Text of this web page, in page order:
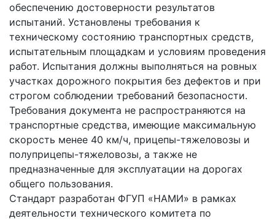
обеспечению достоверности результатов
испытаний. Установлены требования к
техническому состоянию транспортных средств,
испытательным площадкам и условиям проведения
работ. Испытания должны выполняться на ровных
участках дорожного покрытия без дефектов и при
строгом соблюдении требований безопасности.
Требования документа не распространяются на
транспортные средства, имеющие максимальную
скорость менее 40 км/ч, прицепы-тяжеловозы и
полуприцепы-тяжеловозы, а также не
предназначенные для эксплуатации на дорогах
общего пользования.
Стандарт разработан ФГУП «НАМИ» в рамках
деятельности технического комитета по